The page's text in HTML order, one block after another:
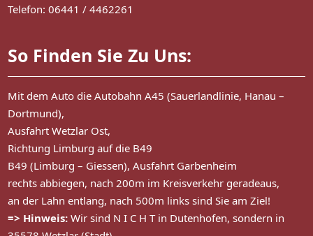
Telefon: 06441 / 4462261
So Finden Sie Zu Uns:
Mit dem Auto die Autobahn A45 (Sauerlandlinie, Hanau –
Dortmund),
Ausfahrt Wetzlar Ost,
Richtung Limburg auf die B49
B49 (Limburg – Giessen), Ausfahrt Garbenheim
rechts abbiegen, nach 200m im Kreisverkehr geradeaus,
an der Lahn entlang, nach 500m links sind Sie am Ziel!
=> Hinweis: Wir sind N I C H T in Dutenhofen, sondern in